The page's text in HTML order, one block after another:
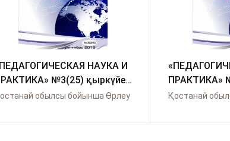
НАУКА И
№3(25) қыркүйек
обылсы бойынша Өрлеу
ПРАКТИКА»
2020
Қостанай